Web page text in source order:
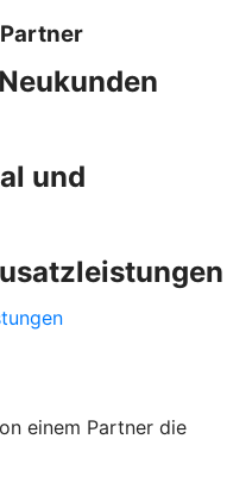
und
einem Partner die